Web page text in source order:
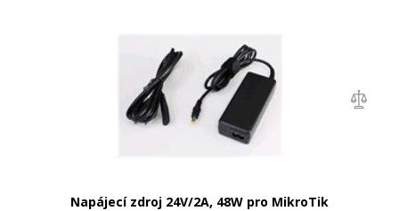
Napájecí zdroj 24V/2A, 48W pro MikroTik